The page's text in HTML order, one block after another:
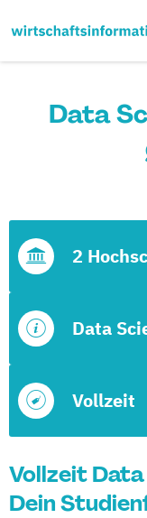
Data
Vollzeit
Data
2
Vollzeit
Dein